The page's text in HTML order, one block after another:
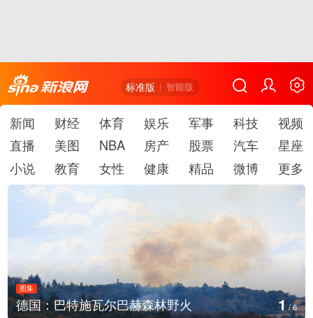
标准版 智能版
新闻 财经 体育 娱乐 军事 科技
视频
直播
美图 NBA 房产 股票 汽车
星座
小说
教育 女性 健康 精品 微博 更多
图集
德国：巴特施瓦尔巴赫森林野火 1/6